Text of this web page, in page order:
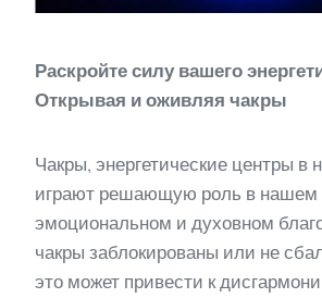
Раскройте силу вашего
Открывая и оживляя чакры
Чакры, энергетические центры в
играют решающую роль в нашем
эмоциональном и духовном
чакры заблокированы или не
это может привести к